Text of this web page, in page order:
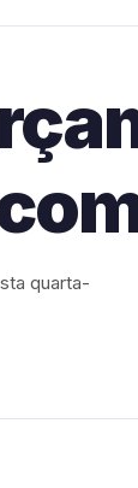
quarta-